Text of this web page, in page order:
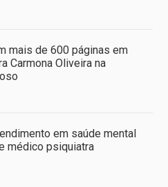
mais de 600 páginas em
Carmona Oliveira na
em saúde mental
médico psiquiatra